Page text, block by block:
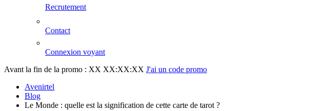
Recrutement
Contact
Connexion voyant
Avant la fin de la promo : XX XX:XX:XX J'ai un code promo
Avenirtel
Blog
Le Monde : quelle est la signification de cette carte de tarot ?